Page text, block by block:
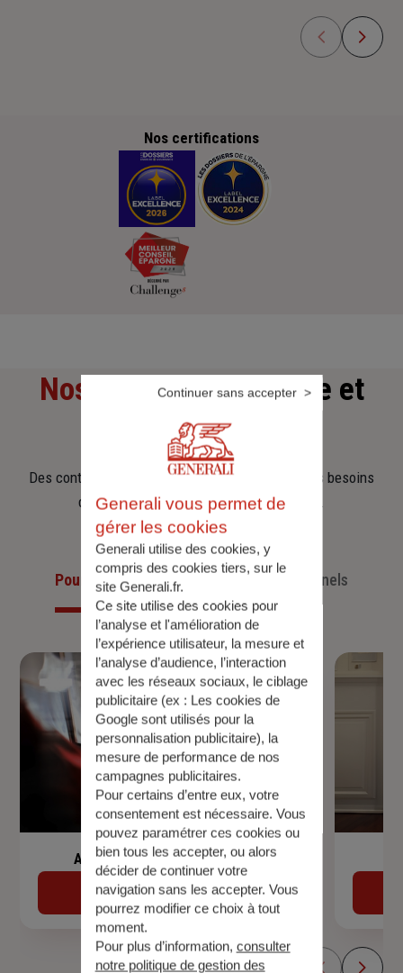
Nos certifications
Nos offresd'assurance et
d'épargne
Des contrats clairs et flexibles pour sécuriser vos besoins
d’aujourd’hui et anticiper ceux de demain.
Pour les particuliers Pour les professionnels
Assurance de prêt immobilier
Découvrir
Generali vous permet de
gérer les cookies
Generali utilise des cookies, y
compris des cookies tiers, sur le
site Generali.fr.
Ce site utilise des cookies pour
l’analyse et l'amélioration de
l’expérience utilisateur, la mesure et
l’analyse d’audience, l’interaction
avec les réseaux sociaux, le ciblage
publicitaire (ex : Les cookies de
Google sont utilisés pour la
personnalisation publicitaire), la
mesure de performance de nos
campagnes publicitaires.
Pour certains d’entre eux, votre
consentement est nécessaire. Vous
pouvez paramétrer ces cookies ou
bien tous les accepter, ou alors
décider de continuer votre
navigation sans les accepter. Vous
pourrez modifier ce choix à tout
moment.
Pour plus d’information, consulter
notre politique de gestion des
Continuer sans accepter